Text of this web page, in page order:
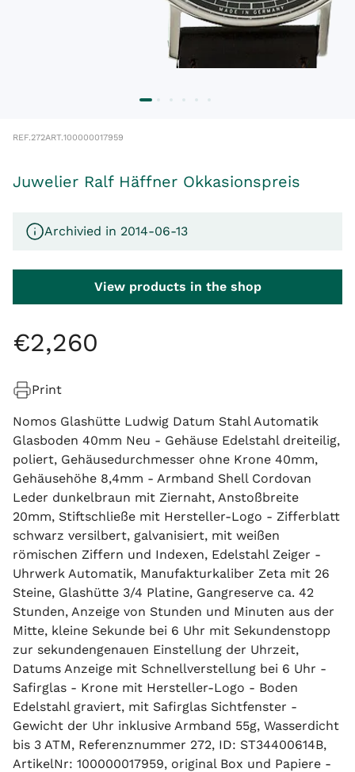
REF.272ART.100000017959
Juwelier Ralf Häffner Okkasionspreis
Archivied in 2014-06-13
View products in the shop
€2,260
Print
Nomos Glashütte Ludwig Datum Stahl Automatik
Glasboden 40mm Neu - Gehäuse Edelstahl dreiteilig,
poliert, Gehäusedurchmesser ohne Krone 40mm,
Gehäusehöhe 8,4mm - Armband Shell Cordovan
Leder dunkelbraun mit Ziernaht, Anstoßbreite
20mm, Stiftschließe mit Hersteller-Logo - Zifferblatt
schwarz versilbert, galvanisiert, mit weißen
römischen Ziffern und Indexen, Edelstahl Zeiger -
Uhrwerk Automatik, Manufakturkaliber Zeta mit 26
Steine, Glashütte 3/4 Platine, Gangreserve ca. 42
Stunden, Anzeige von Stunden und Minuten aus der
Mitte, kleine Sekunde bei 6 Uhr mit Sekundenstopp
zur sekundengenauen Einstellung der Uhrzeit,
Datums Anzeige mit Schnellverstellung bei 6 Uhr -
Safirglas - Krone mit Hersteller-Logo - Boden
Edelstahl graviert, mit Safirglas Sichtfenster -
Gewicht der Uhr inklusive Armband 55g, Wasserdicht
bis 3 ATM, Referenznummer 272, ID: ST34400614B,
ArtikelNr: 100000017959, original Box und Papiere -